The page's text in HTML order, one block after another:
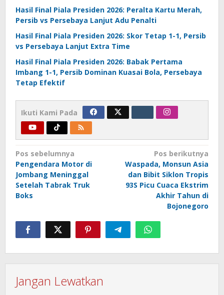
Hasil Final Piala Presiden 2026: Peralta Kartu Merah,
Persib vs Persebaya Lanjut Adu Penalti
Hasil Final Piala Presiden 2026: Skor Tetap 1-1, Persib
vs Persebaya Lanjut Extra Time
Hasil Final Piala Presiden 2026: Babak Pertama
Imbang 1-1, Persib Dominan Kuasai Bola, Persebaya
Tetap Efektif
Ikuti Kami Pada
Navigasi
pos
Pos sebelumnya
Pengendara Motor di
Jombang Meninggal
Setelah Tabrak Truk
Boks
Pos berikutnya
Waspada, Monsun Asia
dan Bibit Siklon Tropis
93S Picu Cuaca Ekstrim
Akhir Tahun di
Bojonegoro
Jangan Lewatkan